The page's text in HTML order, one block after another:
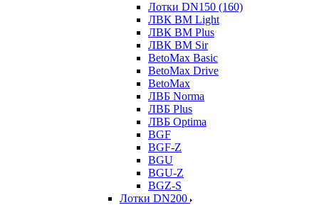
Лотки DN150 (160)
ЛВК ВМ Light
ЛВК ВМ Plus
ЛВК ВМ Sir
BetoMax Basic
BetoMax Drive
BetoMax
ЛВБ Norma
ЛВБ Plus
ЛВБ Optima
BGF
BGF-Z
BGU
BGU-Z
BGZ-S
Лотки DN200